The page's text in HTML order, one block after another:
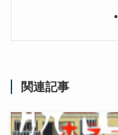
関連記事